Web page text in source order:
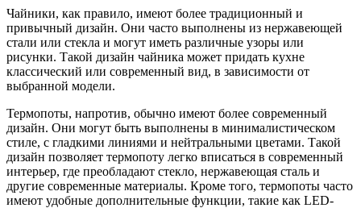
Чайники, как правило, имеют более традиционный и
привычный дизайн. Они часто выполнены из нержавеющей
стали или стекла и могут иметь различные узоры или
рисунки. Такой дизайн чайника может придать кухне
классический или современный вид, в зависимости от
выбранной модели.
Термопоты, напротив, обычно имеют более современный
дизайн. Они могут быть выполнены в минималистическом
стиле, с гладкими линиями и нейтральными цветами. Такой
дизайн позволяет термопоту легко вписаться в современный
интерьер, где преобладают стекло, нержавеющая сталь и
другие современные материалы. Кроме того, термопоты часто
имеют удобные дополнительные функции, такие как LED-